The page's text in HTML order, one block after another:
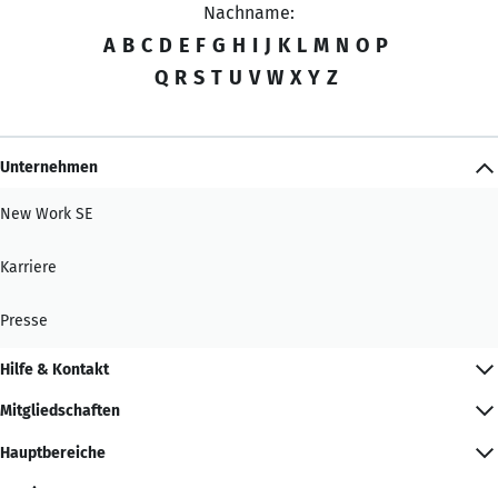
Nachname:
A B C D E F G H I J K L M N O P
Q R S T U V W X Y Z
Unternehmen
New Work SE
Karriere
Presse
Hilfe & Kontakt
Mitgliedschaften
Hauptbereiche